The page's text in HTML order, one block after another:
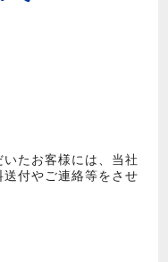
たお客様には、当社
付やご連絡等をさせ